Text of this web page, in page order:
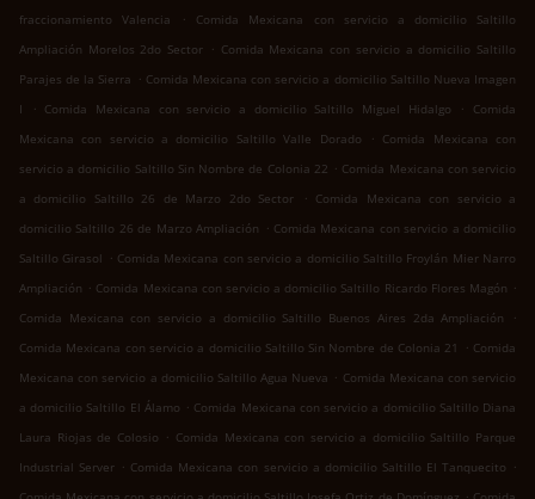
fraccionamiento Valencia
.
Comida Mexicana con servicio a domicilio Saltillo
Ampliación Morelos 2do Sector . Comida Mexicana con servicio a domicilio Saltillo
Parajes de la Sierra . Comida Mexicana con servicio a domicilio Saltillo Nueva Imagen
I
. Comida Mexicana con servicio a domicilio Saltillo Miguel Hidalgo .
Comida
Mexicana con servicio a domicilio Saltillo Valle Dorado
. Comida Mexicana con
servicio a domicilio Saltillo Sin Nombre de Colonia 22 . Comida Mexicana con servicio
a domicilio Saltillo 26 de Marzo 2do Sector
. Comida Mexicana con servicio a
domicilio Saltillo 26 de Marzo Ampliación . Comida Mexicana con servicio a domicilio
Saltillo Girasol . Comida Mexicana con servicio a domicilio Saltillo Froylán Mier Narro
Ampliación . Comida Mexicana con servicio a domicilio Saltillo Ricardo Flores Magón .
Comida Mexicana con servicio a domicilio Saltillo Buenos Aires 2da Ampliación
.
Comida Mexicana con servicio a domicilio Saltillo Sin Nombre de Colonia 21
. Comida
Mexicana con servicio a domicilio Saltillo Agua Nueva . Comida Mexicana con servicio
a domicilio Saltillo El Álamo . Comida Mexicana con servicio a domicilio Saltillo Diana
Laura Riojas de Colosio . Comida Mexicana con servicio a domicilio Saltillo Parque
Industrial Server . Comida Mexicana con servicio a domicilio Saltillo El Tanquecito .
.